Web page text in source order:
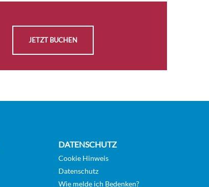
Auf
ANFRAGEN
KABINE
JETZT BUCHEN
DATENSCHUTZ
Cookie Hinweis
Datenschutz
Wie melde ich Bedenken?